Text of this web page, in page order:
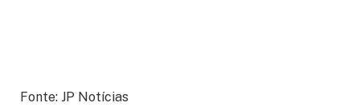
Fonte: JP Notícias